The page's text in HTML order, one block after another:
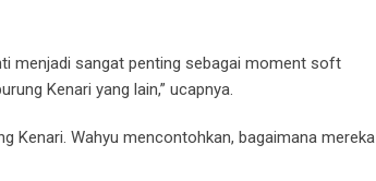
menjadi sangat penting sebagai moment soft
Kenari yang lain,” ucapnya.
Kenari. Wahyu mencontohkan, bagaimana mereka